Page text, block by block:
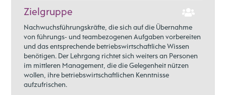
Zielgruppe
Nachwuchsführungskräfte, die sich auf die Übernahme
von führungs- und teambezogenen Aufgaben vorbereiten
und das entsprechende betriebswirtschaftliche Wissen
benötigen. Der Lehrgang richtet sich weiters an Personen
im mittleren Management, die die Gelegenheit nützen
wollen, ihre betriebswirtschaftlichen Kenntnisse
aufzufrischen.